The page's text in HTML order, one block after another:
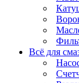
Всё для